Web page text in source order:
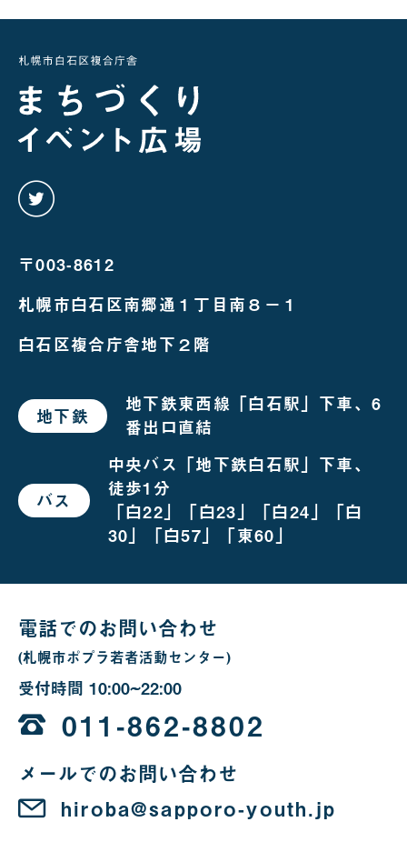
〒003-8612
札幌市白石区南郷通１丁目南８－１
白石区複合庁舎地下２階
地下鉄 で
お
場
合
地下鉄東西線「白石駅」下車、6
番出口直結
バス で
お
場
中央バス「地下鉄白石駅」下車、
徒歩1分
「白22」「白23」「白24」「白
30」「白57」「東60」
電話でのお問い合わせ
(札幌市ポプラ若者活動センター)
受付時間 10:00~22:00
時
か
ら
22
011-862-8802
メールでのお問い合わせ
hiroba@sapporo-youth.jp